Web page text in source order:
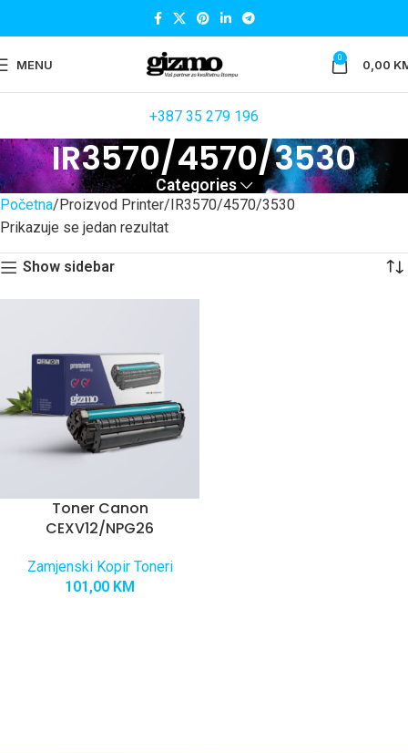
MENU 0 0,00
+387 35 279 196
IR3570/4570/3530
Categories
Početna Proizvod Printer IR3570/4570/3530
Prikazuje se jedan rezultat
Show sidebar
Toner Canon
CEXV12/NPG26
Zamjenski Kopir Toneri
101,00 KM